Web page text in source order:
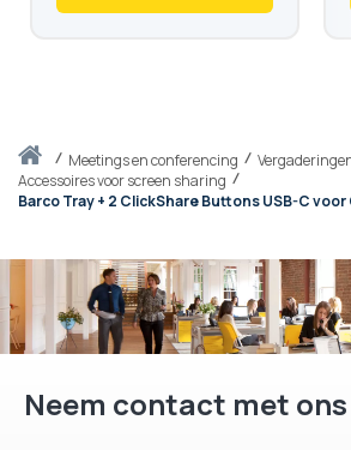
Thuismeetings en conferencing
Accessoires voor screen sharing
Barco Tray + 2 ClickShare Buttons USB-C
Neem contact met